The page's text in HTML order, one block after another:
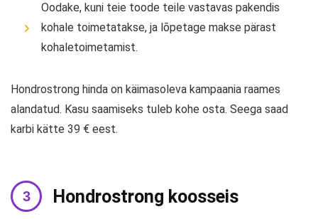
Oodake, kuni teie toode teile vastavas pakendis
kohale toimetatakse, ja lõpetage makse pärast
kohaletoimetamist.
Hondrostrong hinda on käimasoleva kampaania raames
alandatud. Kasu saamiseks tuleb kohe osta. Seega saad
karbi kätte 39 € eest.
Hondrostrong koosseis